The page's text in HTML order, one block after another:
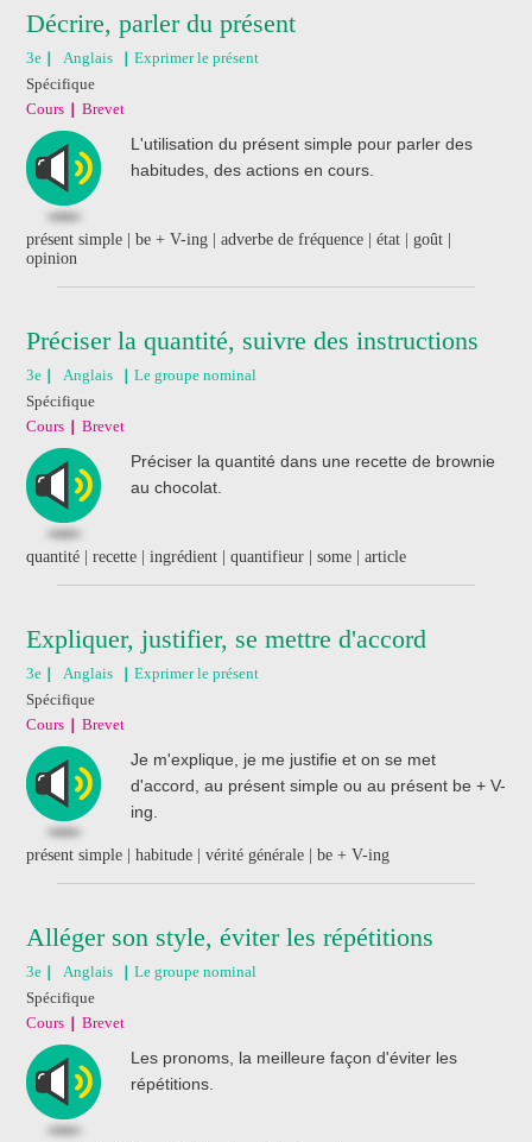
Décrire, parler du présent
3e Anglais
Exprimer le présent
Spécifique
Cours
Brevet
L'utilisation du présent simple pour parler des
habitudes, des actions en cours.
présent simple | be + V-ing | adverbe de fréquence | état | goût |
opinion
Préciser la quantité, suivre des instructions
3e Anglais
Le groupe nominal
Spécifique
Cours
Brevet
Préciser la quantité dans une recette de brownie
au chocolat.
quantité | recette | ingrédient | quantifieur | some | article
Expliquer, justifier, se mettre d'accord
3e Anglais
Exprimer le présent
Spécifique
Cours
Brevet
Je m'explique, je me justifie et on se met
d'accord, au présent simple ou au présent be + V-
ing.
présent simple | habitude | vérité générale | be + V-ing
Alléger son style, éviter les répétitions
3e Anglais
Le groupe nominal
Spécifique
Cours
Brevet
Les pronoms, la meilleure façon d'éviter les
répétitions.